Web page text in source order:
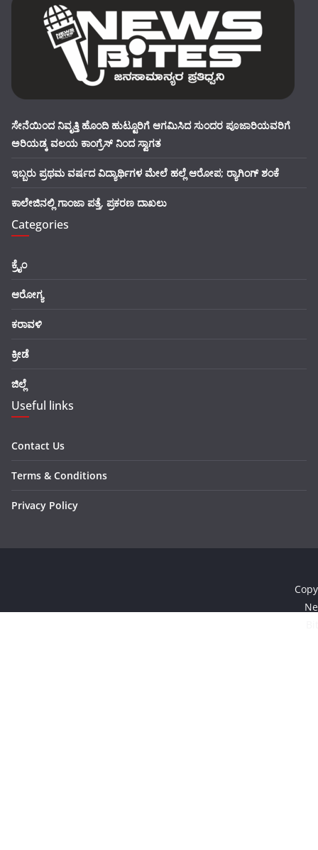
ಸೇನೆಯಿಂದ ನಿವೃತ್ತಿ ಹೊಂದಿ ಹುಟ್ಟೂರಿಗೆ ಆಗಮಿಸಿದ ಸುಂದರ ಪೂಜಾರಿಯವರಿಗೆ
ಅರಿಯಡ್ಕ ವಲಯ ಕಾಂಗ್ರೆಸ್ ನಿಂದ ಸ್ವಾಗತ
ಇಬ್ಬರು ಪ್ರಥಮ ವರ್ಷದ ವಿದ್ಯಾರ್ಥಿಗಳ ಮೇಲೆ ಹಲ್ಲೆ ಆರೋಪ; ರ‍್ಯಾಗಿಂಗ್ ಶಂಕೆ
ಕಾಲೇಜಿನಲ್ಲಿ ಗಾಂಜಾ ಪತ್ತೆ, ಪ್ರಕರಣ ದಾಖಲು
Categories
ಕ್ರೈಂ
ಆರೋಗ್ಯ
ಕರಾವಳಿ
ಕ್ರೀಡೆ
ಜಿಲ್ಲೆ
Useful links
Contact Us
Terms & Conditions
Privacy Policy